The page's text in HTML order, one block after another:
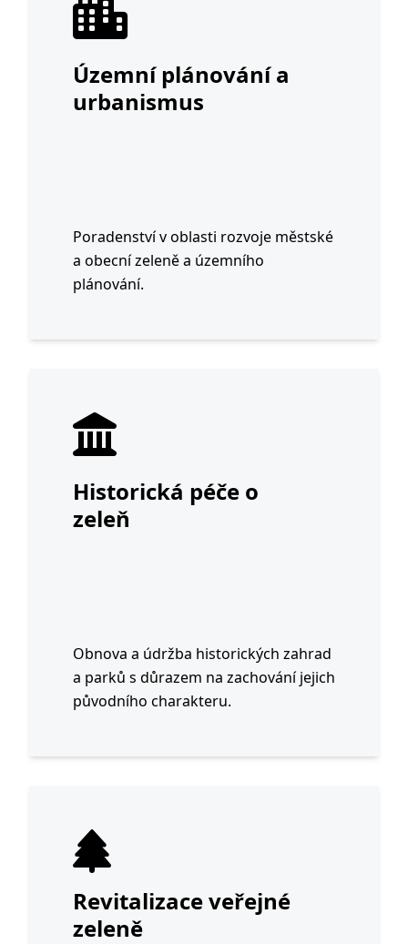
Územní plánování a
urbanismus
Poradenství v oblasti rozvoje městské
a obecní zeleně a územního
plánování.
Historická péče o
zeleň
Obnova a údržba historických zahrad
a parků s důrazem na zachování jejich
původního charakteru.
Revitalizace veřejné
zeleně